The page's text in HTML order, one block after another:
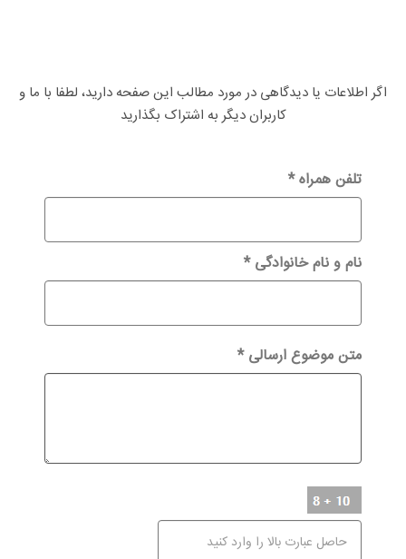
اگر اطلاعات یا دیدگاهی در مورد مطالب این صفحه دارید، لطفا با ما و
کاربران دیگر به اشتراک بگذارید
* تلفن همراه
* نام و نام خانوادگی
* متن موضوع ارسالی